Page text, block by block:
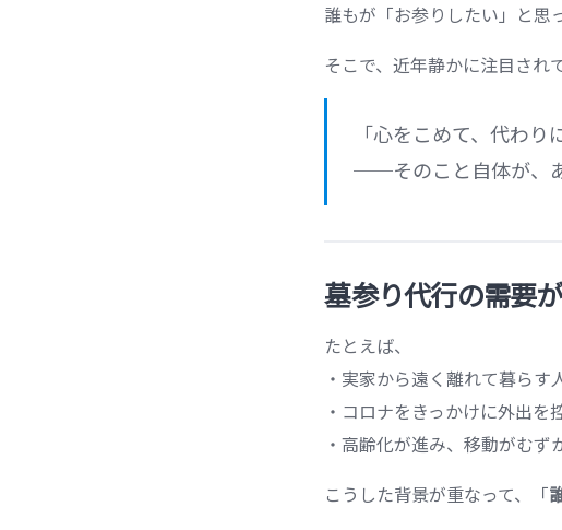
誰もが「お参りしたい」と思
そこで、近年静かに注目され
「心をこめて、代わり
──そのこと自体が、
墓参り代行の需要
たとえば、
・実家から遠く離れて暮らす
・コロナをきっかけに外出を
・高齢化が進み、移動がむず
こうした背景が重なって、「